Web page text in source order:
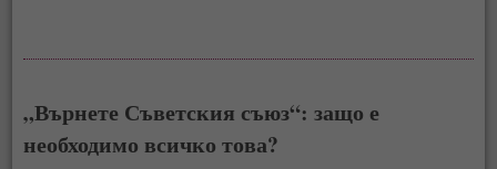
„Върнете Съветския съюз“: защо е
необходимо всичко това?